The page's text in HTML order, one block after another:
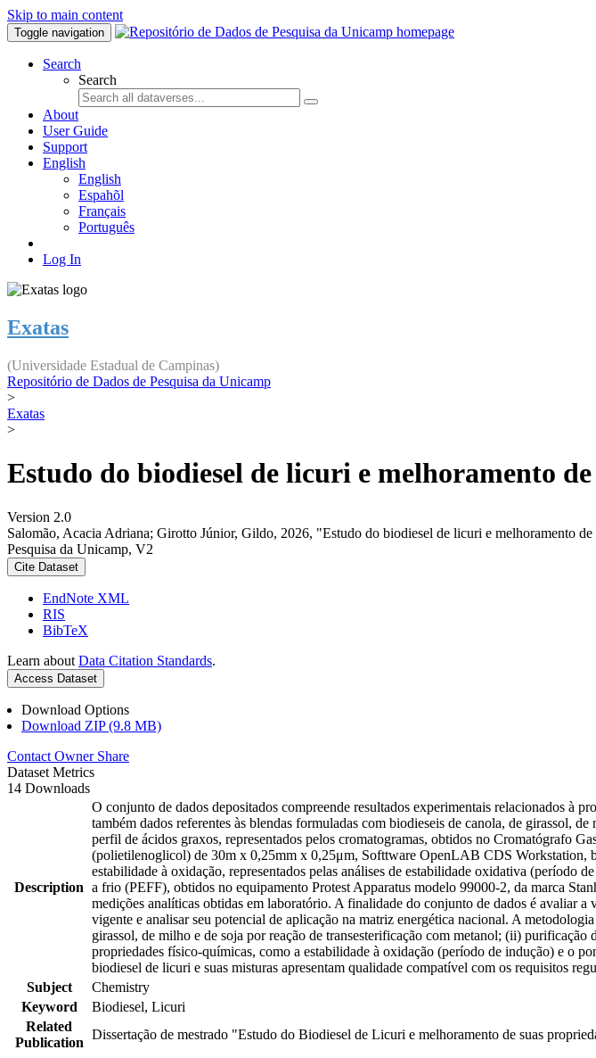
Skip to main content
Toggle navigation
Search
Search
About
User Guide
Support
English
English
Espahõl
Français
Português
Log In
Exatas
(Universidade Estadual de Campinas)
Repositório de Dados de Pesquisa da Unicamp
>
Exatas
>
Estudo do biodiesel de licuri e melhoramento
Version 2.0
Salomão, Acacia Adriana; Girotto Júnior, Gildo, 2026, "Estudo do biodiesel de licuri e melhoramento de
Pesquisa da Unicamp, V2
Cite Dataset
EndNote XML
RIS
BibTeX
Learn about Data Citation Standards.
Access Dataset
Download Options
Download ZIP (9.8 MB)
Contact Owner Share
Dataset Metrics
14 Downloads
Description
O conjunto de dados depositados compreende resultados experimentais relacionados à
também dados referentes às blendas formuladas com biodieseis de canola, de girassol,
perfil de ácidos graxos, representados pelos cromatogramas, obtidos no Cromatógrafo
(polietilenoglicol) de 30m x 0,25mm x 0,25μm, Softtware OpenLAB CDS Workstation,
estabilidade à oxidação, representados pelas análises de estabilidade oxidativa
a frio (PEFF), obtidos no equipamento Protest Apparatus modelo 99000-2, da marca
medições analíticas obtidas em laboratório. A finalidade do conjunto de dados é avaliar
vigente e analisar seu potencial de aplicação na matriz energética nacional. A
girassol, de milho e de soja por reação de transesterificação com metanol; (ii)
propriedades físico-químicas, como a estabilidade à oxidação (período de indução) e o
biodiesel de licuri e suas misturas apresentam qualidade compatível com os requisitos
Subject
Chemistry
Keyword
Biodiesel, Licuri
Related
Publication
Dissertação de mestrado "Estudo do Biodiesel de Licuri e melhoramento de suas